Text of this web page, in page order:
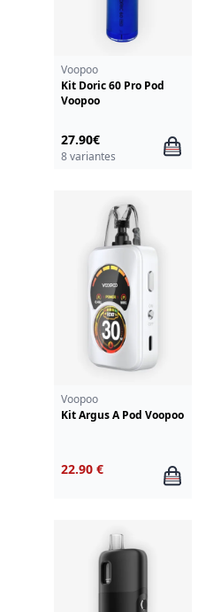
Voopoo
Kit Doric 60 Pro Pod
Voopoo
27.90€
8 variantes
Voopoo
Kit Argus A Pod Voopoo
22.90 €